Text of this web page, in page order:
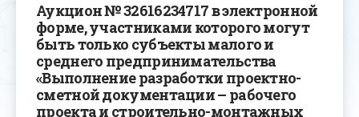
Аукцион № 32616234717 в электронной
форме, участниками которого могут
быть только субъекты малого и
среднего предпринимательства
«Выполнение разработки проектно-
сметной документации – рабочего
проекта и строительно-монтажных